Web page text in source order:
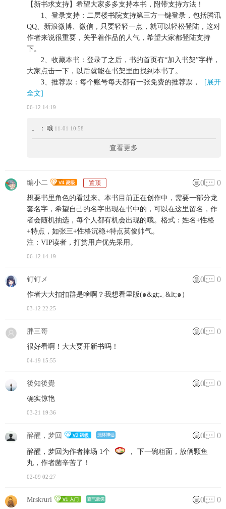
【新书求支持】希望大家多多支持本书，附带支持方法！
1、登录支持：二层楼书院支持第三方一键登录，包括腾讯
QQ、新浪微博、微信，只要轻轻一点，就可以轻松登陆，这对
作者来说很重要，关乎着作品的人气，希望大家都登陆支持
下。
2、收藏本书：登录了之后，书的首页有“加入书架”字样，
大家点击一下，以后就能在书架里面找到本书了。
3、推荐票：每个账号每天都有一张免费的推荐票，
[展开
全文]
06-12 14:19
。 ： 哦 11-01 10:58
查看更多
编小二 置顶 0 0
想要书里角色的看过来。本书目前正在创作中，需要一部分龙
套名字，希望自己的名字出现在书中的，可以在这里留名，作
者会随机抽选，每个人都有机会出现的哦。格式：姓名+性格
+特点，如张三+性格沉稳+特点英俊帅气。
注：VIP读者，打赏用户优先采用。
06-12 14:19
钉钉メ 0 0
作者大大扣扣群是啥啊？我想看里版(๑&gt;؂&lt;๑）
03-12 22:25
胖三哥 0 0
很好看啊！大大要开新书吗！
04-19 15:55
後知後覺 0 0
确实惊艳
03-21 19:36
醉醒，梦回 0 0
醉醒，梦回为作者捧场 1个
， 下一碗粗面，放俩颗鱼
丸，作者菌辛苦了！
02-09 02:27
Mrskruri 0 0